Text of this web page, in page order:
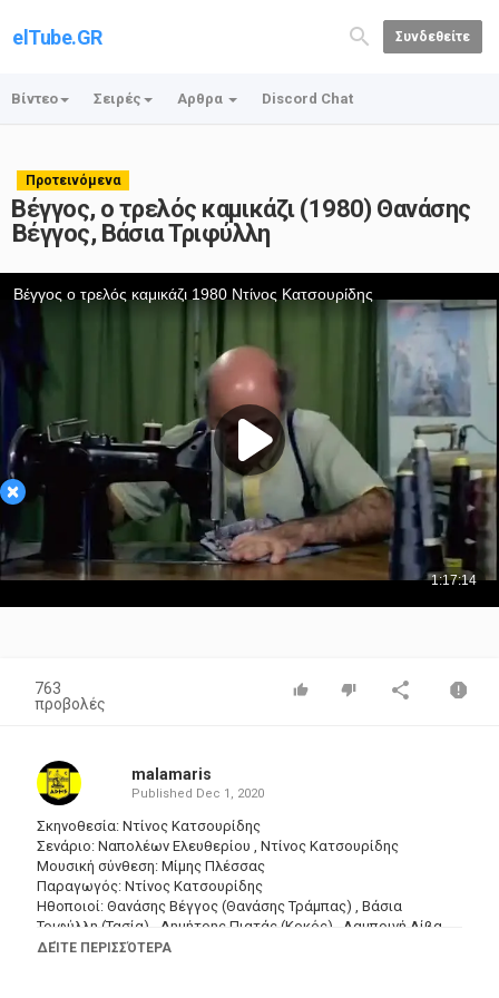
elTube.GR Συνδεθείτε
Βίντεο Σειρές Αρθρα Discord Chat
Προτεινόμενα
⁭Βέγγος, ο τρελός καμικάζι (1980) Θανάσης
Βέγγος, Βάσια Τριφύλλη
×
763
προβολές
malamaris
Published Dec 1, 2020
Σκηνοθεσία: Ντίνος Κατσουρίδης
Σενάριο: Ναπολέων Ελευθερίου , Ντίνος Κατσουρίδης
Μουσική σύνθεση: Μίμης Πλέσσας
Παραγωγός: Ντίνος Κατσουρίδης
Ηθοποιοί: Θανάσης Βέγγος (Θανάσης Τράμπας) , Βάσια
Τριφύλλη (Τασία) , Δημήτρης Πιατάς (Κοκός) , Λαμπρινή Λίβα
(Άννα) , Βασίλης Καϊλας (Βαγγέλης) , Κούλης Στολίγκας
ΔΕΊΤΕ ΠΕΡΙΣΣΌΤΕΡΑ